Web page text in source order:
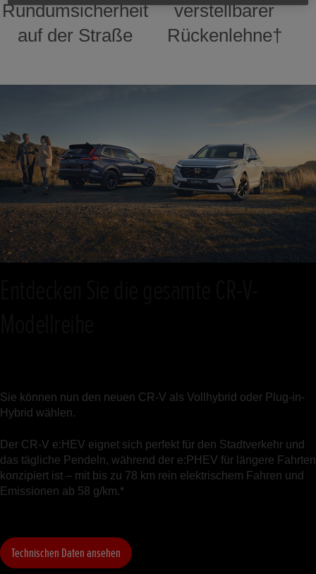
Rundumsicherheit
auf der Straße
verstellbarer
Rückenlehne†
Sie können nun den neuen CR-V als Vollhybrid oder Plug-in-
Hybrid wählen.
Der CR-V e:HEV eignet sich perfekt für den Stadtverkehr und
das tägliche Pendeln, während der e:PHEV für längere Fahrten
konzipiert ist – mit bis zu 78 km rein elektrischem Fahren und
Emissionen ab 58 g/km.*
Technischen Daten ansehen